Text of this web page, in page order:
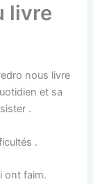
livre
nous livre
et sa
.
.
ont faim.